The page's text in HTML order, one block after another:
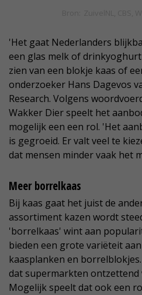
'Het gaat Nederlanders
een glas melk of
zien van een blokje kaas of
onderzoeker Hans Dagevos
Research. Volgens
Wakker Dier speelt het
mogelijk een een rol. 'Het
is gegroeid. Er valt veel te
dat mensen minder vaak het
Meer borrelkaas
Bij kaas gaat het juist de
assortiment kazen wordt
'borrelkaas' wint aan
bieden een grote variëteit
kaasplanken en
dat supermarkten ontzettend
Mogelijk speelt dat ook een